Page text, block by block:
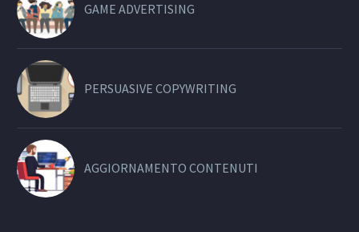
GAME ADVERTISING
PERSUASIVE COPYWRITING
AGGIORNAMENTO CONTENUTI